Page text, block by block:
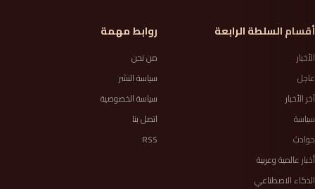
أقسام السلطة الرابعة
الأخبار
عاجل
آخر الأخبار
سياسة
حوادث
أخبار عالمية وعربية
الذكاء الاصطناعي
روابط مهمة
من نحن
سياسة النشر
سياسة الخصوصية
اتصل بنا
RSS